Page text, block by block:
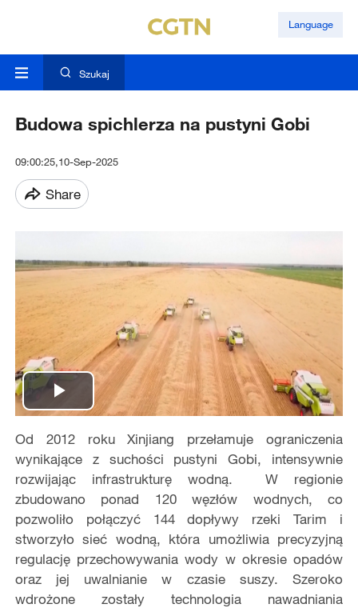
Language
Szukaj
Budowa spichlerza na pustyni Gobi
09:00:25,10-Sep-2025
Share
Play
Video
Od 2012 roku Xinjiang przełamuje ograniczenia
wynikające z suchości pustyni Gobi, intensywnie
rozwijając infrastrukturę wodną. W regionie
zbudowano ponad 120 węzłów wodnych, co
pozwoliło połączyć 144 dopływy rzeki Tarim i
stworzyło sieć wodną, która umożliwia precyzyjną
regulację przechowywania wody w okresie opadów
oraz jej uwalnianie w czasie suszy. Szeroko
wdrożone zostały technologia nawadniania